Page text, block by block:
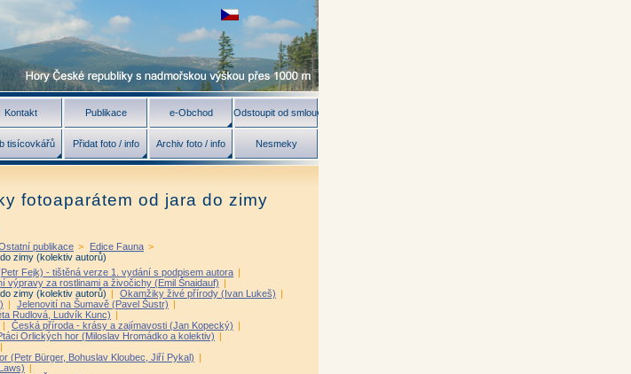
Kontakt Publikace e-Obchod Odstoupit od smlouvy
tisícovkářů Přidat foto / info Archiv foto / info Nesmeky
fotoaparátem od jara do zimy
publikace > Edice Fauna >
zimy (kolektiv autorů)
Fejk) - tištěná verze 1. vydání s podpisem autora |
výpravy za rostlinami a živočichy (Emil Šnaidauf) |
zimy (kolektiv autorů) | Okamžiky živé přírody (Ivan Lukeš) |
| Jelenovití na Šumavě (Pavel Šustr) |
Rudlová, Ludvík Kunc) |
| Česká příroda - krásy a zajímavosti (Jan Kopecký) |
Orlických hor (Miloslav Hromádko a kolektiv) |
|
(Petr Bürger, Bohuslav Kloubec, Jiří Pykal) |
|